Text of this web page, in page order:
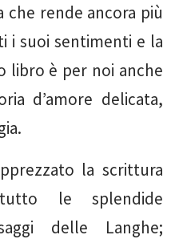
che rende ancora più
i suoi sentimenti e la
libro è per noi anche
d’amore delicata,
la scrittura
le splendide
delle Langhe;